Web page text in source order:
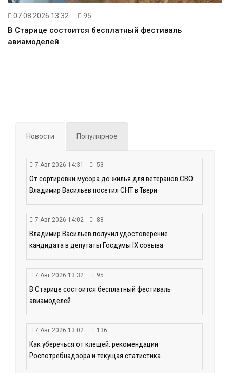
07.08.2026 13:32 95
В Старице состоится бесплатный фестиваль
авиамоделей
Новости Популярное
7 Авг 2026 14:31 53
От сортировки мусора до жилья для ветеранов СВО:
Владимир Васильев посетил СНТ в Твери
7 Авг 2026 14:02 88
Владимир Васильев получил удостоверение
кандидата в депутаты Госдумы IX созыва
7 Авг 2026 13:32 95
В Старице состоится бесплатный фестиваль
авиамоделей
7 Авг 2026 13:02 136
Как уберечься от клещей: рекомендации
Роспотребнадзора и текущая статистика